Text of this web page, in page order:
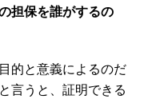
担保を誰がするの
的と意義によるのだ
言うと、証明できる